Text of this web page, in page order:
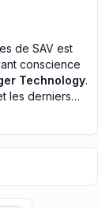
de SAV est
conscience
Technology.
les derniers
pas
la plupart des
soumise à
pour